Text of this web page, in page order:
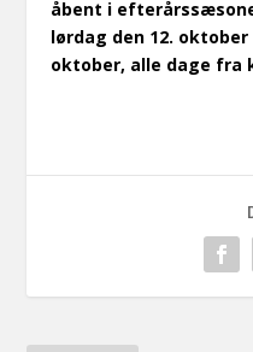
åbent i
lørdag den 12.
oktober, alle dage fra